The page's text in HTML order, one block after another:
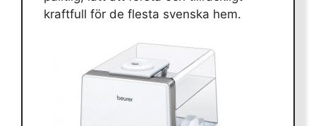
kraftfull för de flesta svenska hem.